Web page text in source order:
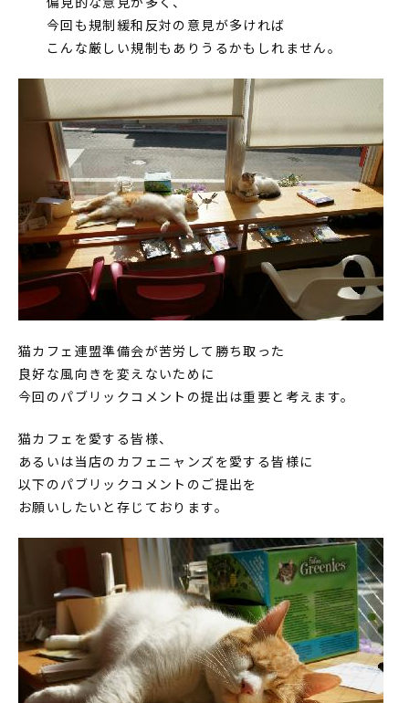
今回も規制緩和反対の意見が多ければ
こんな厳しい規制もありうるかもしれません。
猫カフェ連盟準備会が苦労して勝ち取った
良好な風向きを変えないために
今回のパブリックコメントの提出は重要と考えます。
猫カフェを愛する皆様、
あるいは当店のカフェニャンズを愛する皆様に
以下のパブリックコメントのご提出を
お願いしたいと存じております。